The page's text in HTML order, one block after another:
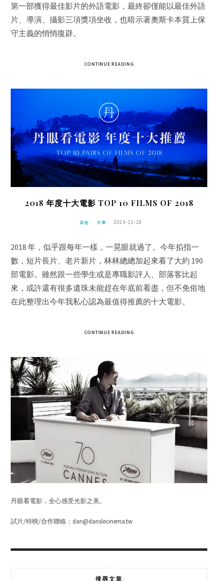
第一部獲得最佳影片的外語電影，最終卻僅能以最佳外語
片、導演、攝影三項獎項坐收，也暗示著奧斯卡本質上保
守主義的悄悄復辟。
CONTINUE READING
2018 年度十大電影 TOP 10 FILMS OF 2018
其他 片單 2018-12-28
2018 年，似乎跟每年一樣，一晃眼就過了。今年掐指一
數，短片長片、老片新片，林林總總加起來看了大約 190
部電影。雖然跟一些學生或是專職影評人、部落客比起
來，或許還有很多遺珠未能趕在年底前看盡，但不免俗地
在此整理出今年我私心認為最值得推薦的十大電影。
CONTINUE READING
丹眼看電影，全心感受光影之美。
試片/特映/合作聯絡：dan@danslecinema.tw
搜尋文章